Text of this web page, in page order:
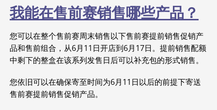
我能在售前赛销售哪些产品？
您可以在整个售前赛周末销售以下售前赛提前销售促销产
品和售前组合，从6月11日开店到6月17日。提前销售配额
中剩下的整盒在该系列发售日后可以补充包的形式销售。
您依旧可以在确保寄至时间为6月11日以后的前提下寄送
售前赛提前销售促销产品。